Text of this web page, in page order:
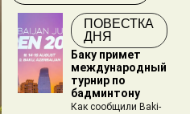
ПОВЕСТКА
ДНЯ
Баку примет
международный
турнир по
бадминтону
Как сообщили Baki-